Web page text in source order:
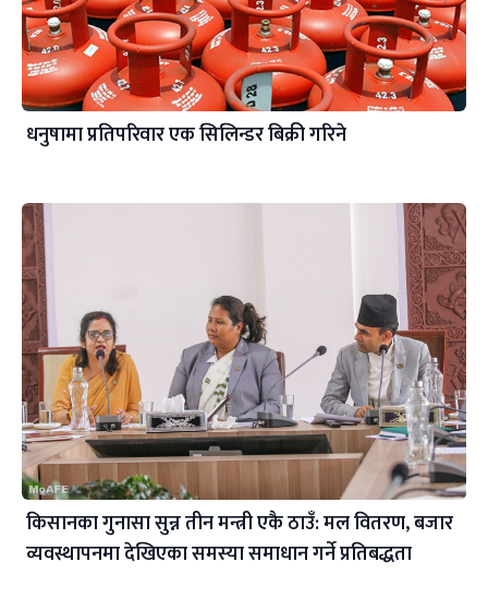
धनुषामा प्रतिपरिवार एक सिलिन्डर बिक्री गरिने
किसानका गुनासा सुन्न तीन मन्त्री एकै ठाउँ: मल वितरण, बजार
व्यवस्थापनमा देखिएका समस्या समाधान गर्ने प्रतिबद्धता